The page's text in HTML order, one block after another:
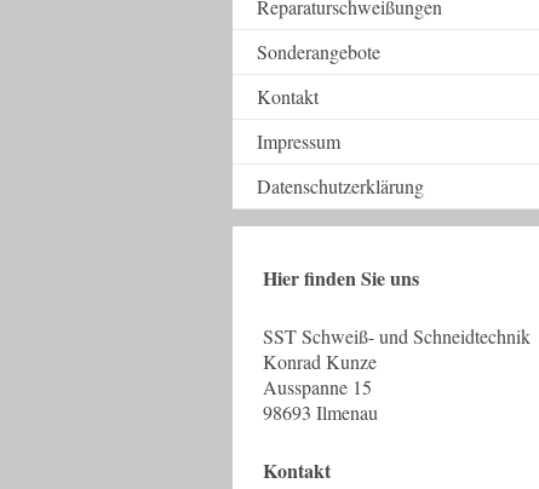
Reparaturschweißungen
Sonderangebote
Kontakt
Impressum
Datenschutzerklärung
Hier finden Sie uns
SST Schweiß- und Schneidtechnik
Konrad Kunze
Ausspanne 15
98693 Ilmenau
Kontakt